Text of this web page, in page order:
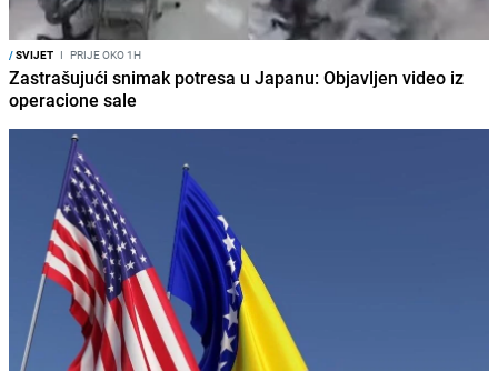
/SVIJET I PRIJE OKO 1H
Zastrašujući snimak potresa u Japanu: Objavljen video iz
operacione sale